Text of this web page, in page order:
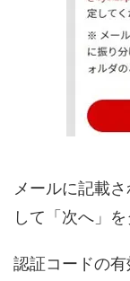
メールに記載
して「次へ」を
認証コードの